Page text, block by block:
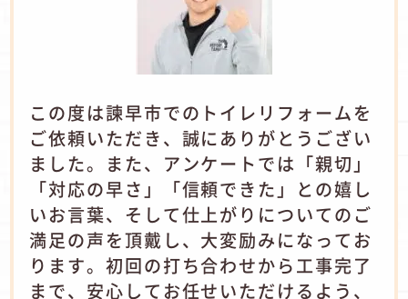
この度は諫早市でのトイレリフォームを
ご依頼いただき、誠にありがとうござい
ました。また、アンケートでは「親切」
「対応の早さ」「信頼できた」との嬉し
いお言葉、そして仕上がりについてのご
満足の声を頂戴し、大変励みになってお
ります。初回の打ち合わせから工事完了
まで、安心してお任せいただけるよう、